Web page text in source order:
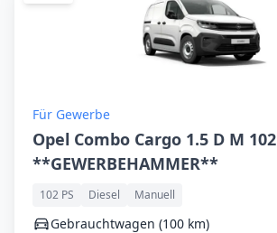
Für Gewerbe
Opel Combo Cargo 1.5 D M 102
**GEWERBEHAMMER**
102 PS Diesel Manuell
Gebrauchtwagen (100 km)